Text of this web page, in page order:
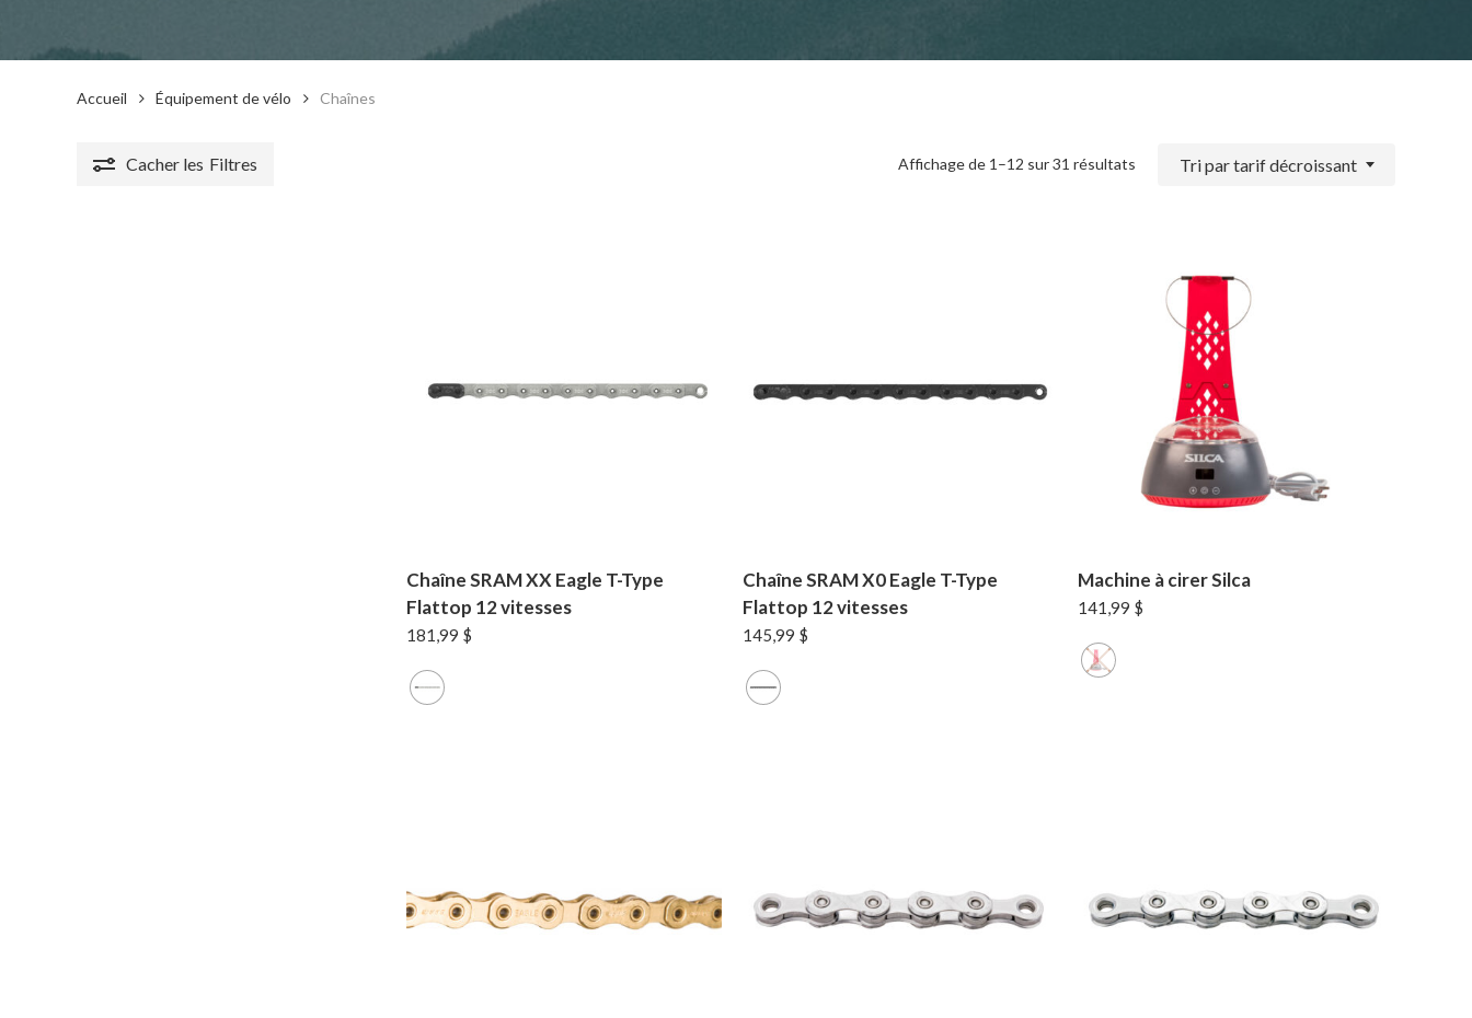
Accueil Équipement de vélo Chaînes
Cacher les Filtres Affichage de 1–12 sur 31 résultats
décroissant
Tri par tarif décroissant
Chaîne SRAM XX Eagle T-Type
Flattop 12 vitesses
181,99 $
Chaîne SRAM X0 Eagle T-Type
Flattop 12 vitesses
145,99 $
Machine à cirer Silca
141,99 $